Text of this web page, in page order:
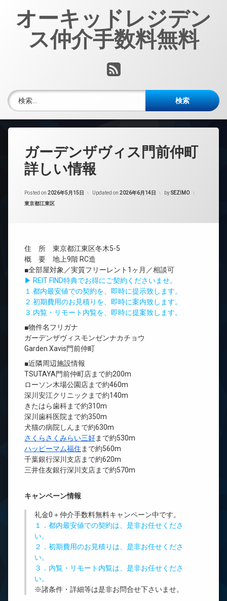
オーキッドレジデン
ス仲介手数料無料
RSS
検索:
ガーデンザヴィス門前仲町
詳しい情報
Posted on 2026年5月15日 Updated on 2026年6月14日 bySEZIMO
カテゴリー:
東京都江東区
住 所 東京都江東区冬木5-5
概 要 地上9階 RC造
■全部屋対象／実質フリーレント1ヶ月／相談可
▶ REIT FIND特典でお得にご契約くださいませ。
１.都内最安値での契約を、即時に提示致します。
２.初期費用のお見積りを、即時に案内致します。
３.内覧・リモート内覧を、即時に提案致します。
■物件名フリガナ
ガーデンザヴィスモンゼンナカチョウ
Garden Xavis門前仲町
■近隣周辺施設情報
TSUTAYA門前仲町店まで約200m
ローソン木場公園店まで約460m
深川安江クリニックまで約140m
きたはら歯科まで約310m
深川歯科医院まで約350m
犬猫の病院しんまで約630m
さくらさくみらい三好まで約530m
ハッピーマム福住 まで約560m
千葉銀行深川支店まで約620m
三井住友銀行深川支店まで約570m
キャンペーン情報
礼金0 ＋仲介手数料無料キャンペーン中です。
１．都内最安値での契約は、是非お任せくださ
い。
２．初期費用のお見積りは、是非お任せくださ
い。
３．内覧・リモート内覧は、是非お任せくださ
い。
※諸条件・詳細等は是非お問合せ下さいませ。